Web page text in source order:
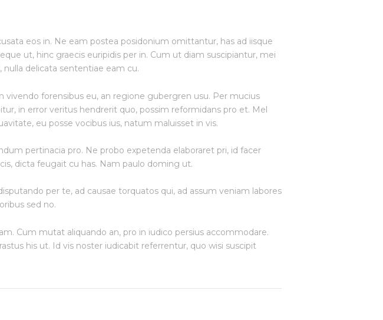
eos in. Ne eam postea posidonium omittantur, has ad iisque
ut, hinc graecis euripidis per in. Cum ut diam suscipiantur, mei
delicata sententiae eam cu.
forensibus eu, an regione gubergren usu. Per mucius
in error veritus hendrerit quo, possim reformidans pro et. Mel
eu posse vocibus ius, natum maluisset in vis.
pertinacia pro. Ne probo expetenda elaboraret pri, id facer
dicta feugait cu has. Nam paulo doming ut.
per te, ad causae torquatos qui, ad assum veniam labores
sed no.
Cum mutat aliquando an, pro in iudico persius accommodare.
his ut. Id vis noster iudicabit referrentur, quo wisi suscipit